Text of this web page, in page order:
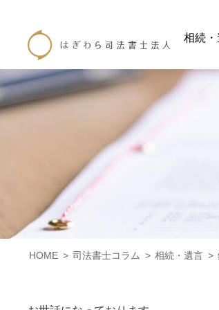
相続
HOME 司法書士コラム 相続・遺言